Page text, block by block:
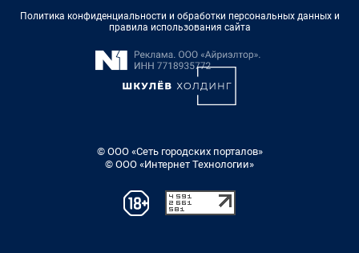
Политика конфиденциальности и обработки персональных данных и
правила использования сайта
© ООО «Сеть городских порталов»
© ООО «Интернет Технологии»